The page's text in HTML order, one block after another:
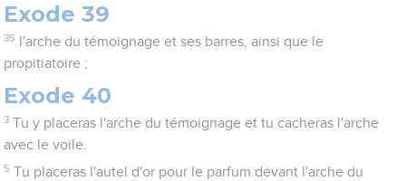
Exode 39
35
l'arche du témoignage et ses barres, ainsi que le
propitiatoire ;
Exode 40
3 Tu y placeras l'arche du témoignage et tu cacheras l'arche
avec le voile.
5 Tu placeras l'autel d'or pour le parfum devant l'arche du